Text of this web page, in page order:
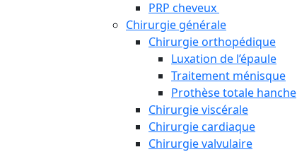
PRP cheveux
Chirurgie générale
Chirurgie orthopédique
Luxation de l’épaule
Traitement ménisque
Prothèse totale hanche
Chirurgie viscérale
Chirurgie cardiaque
Chirurgie valvulaire